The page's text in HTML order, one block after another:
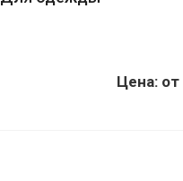
Цена: от